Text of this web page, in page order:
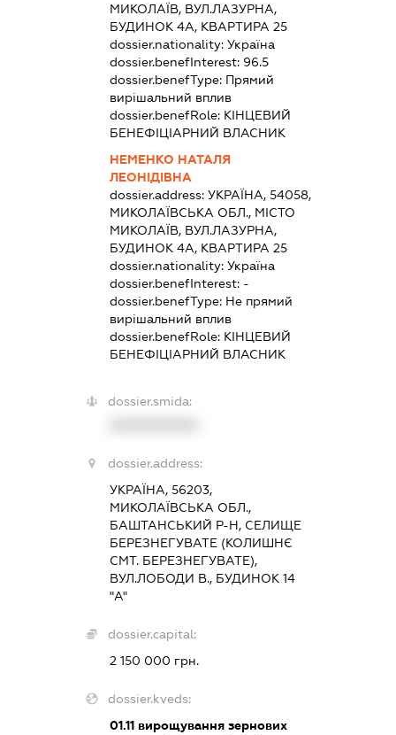
МИКОЛАЇВ, ВУЛ.ЛАЗУРНА,
БУДИНОК 4А, КВАРТИРА 25
dossier.nationality: Україна
dossier.benefInterest: 96.5
dossier.benefType: Прямий
вирішальний вплив
dossier.benefRole: КІНЦЕВИЙ
БЕНЕФІЦІАРНИЙ ВЛАСНИК
НЕМЕНКО НАТАЛЯ
ЛЕОНІДІВНА
dossier.address: УКРАЇНА, 54058,
МИКОЛАЇВСЬКА ОБЛ., МІСТО
МИКОЛАЇВ, ВУЛ.ЛАЗУРНА,
БУДИНОК 4А, КВАРТИРА 25
dossier.nationality: Україна
dossier.benefInterest: -
dossier.benefType: Не прямий
вирішальний вплив
dossier.benefRole: КІНЦЕВИЙ
БЕНЕФІЦІАРНИЙ ВЛАСНИК
dossier.smida:
dossier.address:
УКРАЇНА, 56203,
МИКОЛАЇВСЬКА ОБЛ.,
БАШТАНСЬКИЙ Р-Н, СЕЛИЩЕ
БЕРЕЗНЕГУВАТЕ (КОЛИШНЄ
СМТ. БЕРЕЗНЕГУВАТЕ),
ВУЛ.ЛОБОДИ В., БУДИНОК 14
"А"
dossier.capital:
2 150 000 грн.
dossier.kveds:
01.11вирощування зернових